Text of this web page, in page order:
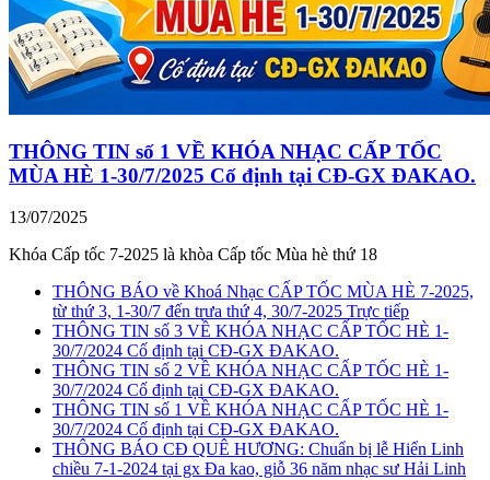
THÔNG TIN số 1 VỀ KHÓA NHẠC CẤP TỐC
MÙA HÈ 1-30/7/2025 Cố định tại CĐ-GX ĐAKAO.
13/07/2025
Khóa Cấp tốc 7-2025 là khòa Cấp tốc Mùa hè thứ 18
THÔNG BÁO về Khoá Nhạc CẤP TỐC MÙA HÈ 7-2025,
từ thứ 3, 1-30/7 đến trưa thứ 4, 30/7-2025 Trực tiếp
THÔNG TIN số 3 VỀ KHÓA NHẠC CẤP TỐC HÈ 1-
30/7/2024 Cố định tại CĐ-GX ĐAKAO.
THÔNG TIN số 2 VỀ KHÓA NHẠC CẤP TỐC HÈ 1-
30/7/2024 Cố định tại CĐ-GX ĐAKAO.
THÔNG TIN số 1 VỀ KHÓA NHẠC CẤP TỐC HÈ 1-
30/7/2024 Cố định tại CĐ-GX ĐAKAO.
THÔNG BÁO CĐ QUÊ HƯƠNG: Chuẩn bị lễ Hiển Linh
chiều 7-1-2024 tại gx Đa kao, giỗ 36 năm nhạc sư Hải Linh